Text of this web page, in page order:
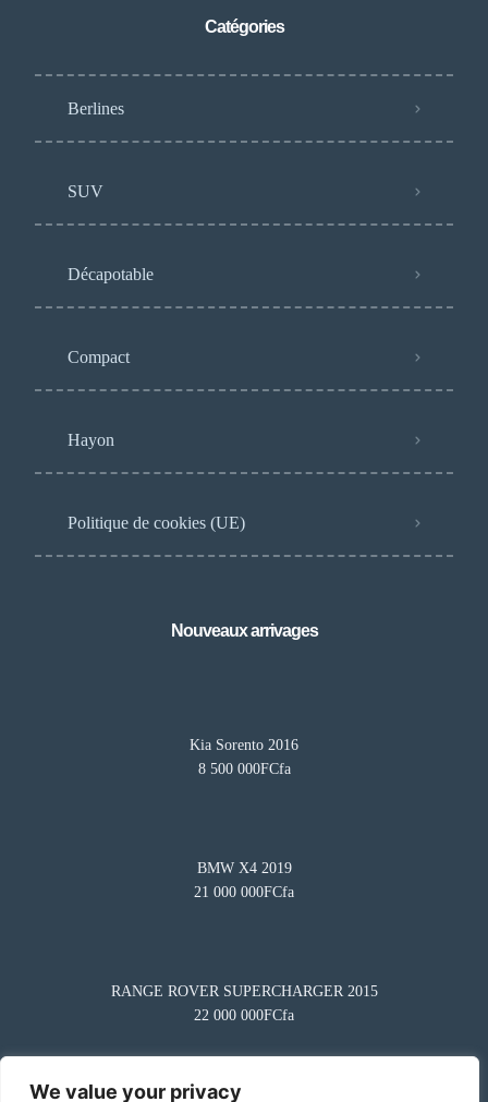
We value your privacy
Catégories
Berlines
SUV
Décapotable
Compact
Hayon
Politique de cookies (UE)
Nouveaux arrivages
Kia Sorento 2016
8 500 000FCfa
BMW X4 2019
21 000 000FCfa
RANGE ROVER SUPERCHARGER 2015
22 000 000FCfa
Besoin d'aide?
Questions fréquentes
Comment mettre en vente mon véhicule ?